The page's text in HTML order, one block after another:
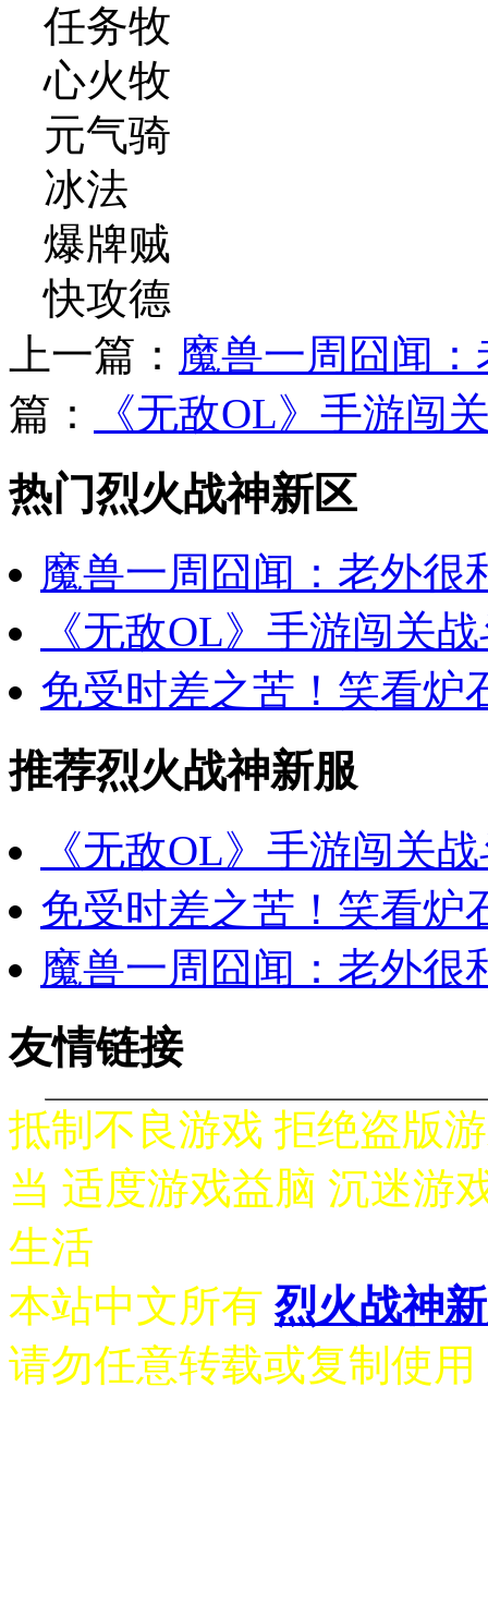
任务牧
心火牧
元气骑
冰法
爆牌贼
快攻德
上一篇： 魔兽一周囧闻
篇：
《无敌OL》手游闯
热门烈火战神新区
魔兽一周囧闻：老外很
《无敌OL》手游闯关
免受时差之苦！笑看炉
推荐烈火战神新服
《无敌OL》手游闯关
免受时差之苦！笑看炉
魔兽一周囧闻：老外很
友情链接
抵制不良游戏 拒绝盗版
当 适度游戏益脑 沉迷游
生活
本站中文所有 烈火战神
请勿任意转载或复制使用